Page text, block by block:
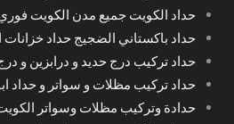
حداد الكويت جميع مدن الكويت
حداد باكستاني الضجيج حداد
حداد تركيب درج حديد و درابزين و
حداد تركيب مظلات و سواتر و حداد
حدادة وتركيب مظلات وسواتر